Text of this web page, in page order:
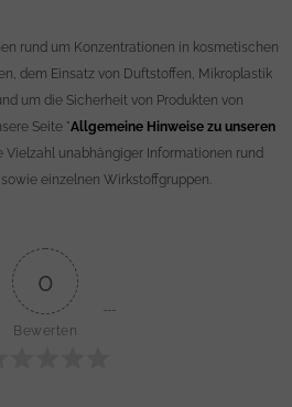
rund um Konzentrationen in kosmetischen
dem Einsatz von Duftstoffen, Mikroplastik
um die Sicherheit von Produkten von
Seite "Allgemeine Hinweise zu unseren
Vielzahl unabhängiger Informationen rund
einzelnen Wirkstoffgruppen.
0
Bewerten